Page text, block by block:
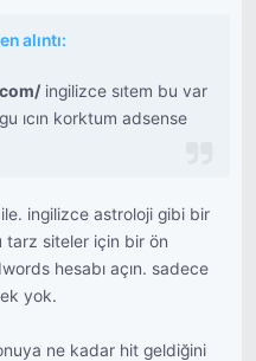
alıntı:
ingilizce sıtem bu var
ıcın korktum adsense
ingilizce astroloji gibi bir
tarz siteler için bir ön
hesabı açın. sadece
yok.
ne kadar hit geldiğini